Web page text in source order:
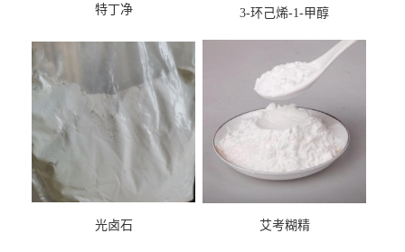
特丁净 3-环己烯-1-甲醇
光卤石 艾考糊精